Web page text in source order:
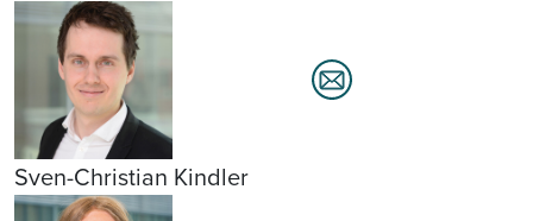
Sven-Christian Kindler